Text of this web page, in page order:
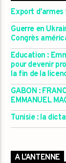
Export
Guerre en
Congrès
Education :
pour devenir
la fin de la
GABON :
EMMANUEL
Tunisie : la
A L’ANTENNE